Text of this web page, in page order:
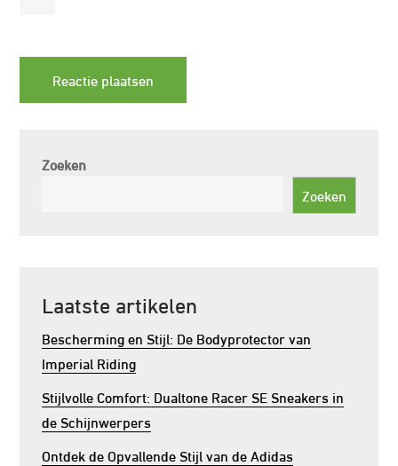
Zoeken
Zoeken
Laatste artikelen
Bescherming en Stijl: De Bodyprotector van
Imperial Riding
Stijlvolle Comfort: Dualtone Racer SE Sneakers in
de Schijnwerpers
Ontdek de Opvallende Stijl van de Adidas